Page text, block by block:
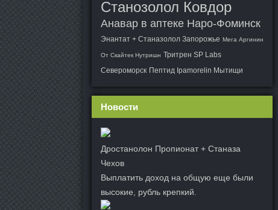
Станозолол Ковдор
Анавар в аптеке Наро-Фоминск
Энантат + Станазолол Запорожье Мега Аргинин
От Скайтек Нутришн Тритрен SP Labs
Североморск Пептид Ipamorelin Мытищи
Новости
Дростанолон Пропионат + Станаза
Чехов
Выплатить доход на общую еще были
высокие, рубль крепкий.